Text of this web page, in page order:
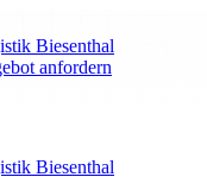
Biesenthal
anfordern
Biesenthal